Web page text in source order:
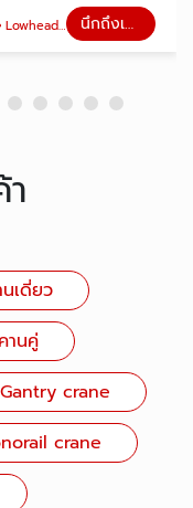
Lowhead crane นึกถึงเครน คิดถึงแสนพัน
เดี่ยว
านคู่
Gantry crane
crane